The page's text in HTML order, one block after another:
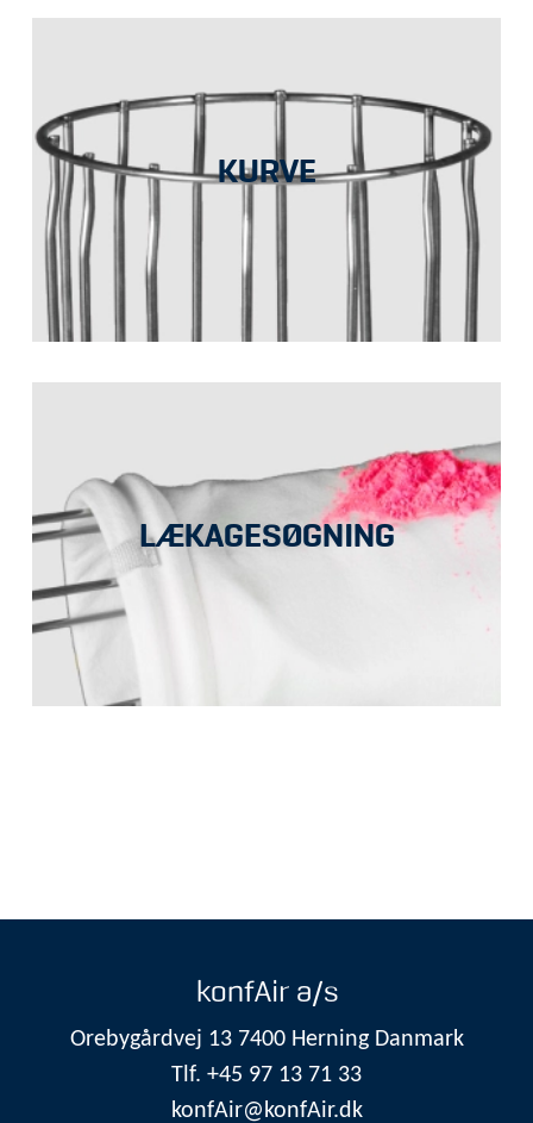
KURVE
LÆKAGESØGNING
konfAir a/s
Orebygårdvej 13 7400 Herning Danmark
Tlf. +45 97 13 71 33
konfAir@konfAir.dk